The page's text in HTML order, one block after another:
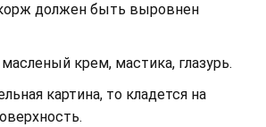
должен быть выровнен
крем, мастика, глазурь.
картина, то кладется на